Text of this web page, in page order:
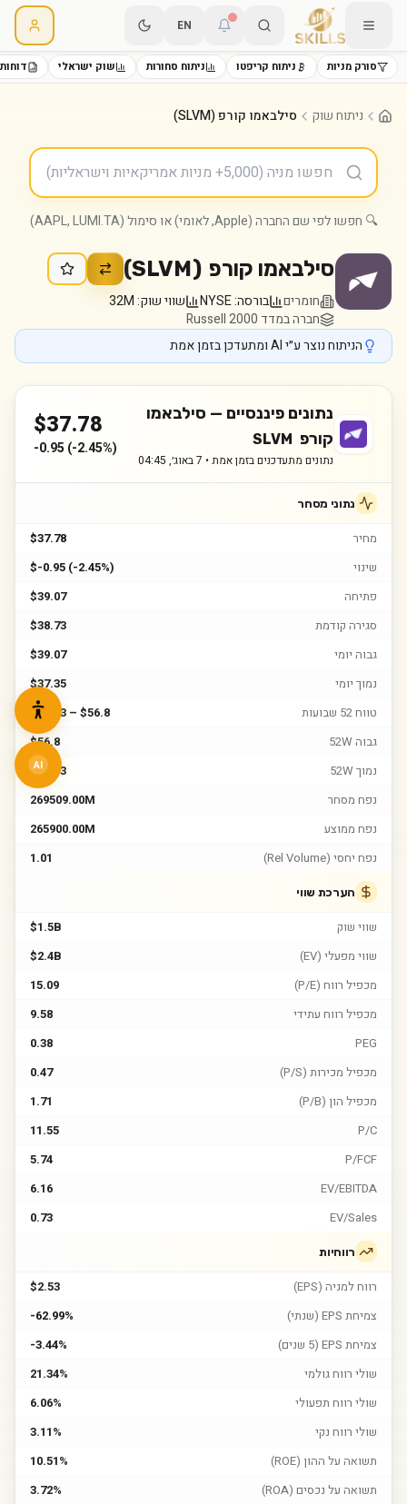
EN
סורק מניות ניתוח קריפטו ניתוח סחורות שוק ישראלי
ניתוח שוק סילבאמו קורפ (SLVM)
🔍 חפשו לפי שם החברה (Apple, לאומי) או סימול (AAPL, LUMI.TA)
סילבאמו קורפ (
SLVM
)
חומרים בורסה:NYSE שווי שוק:32M
חברה במדד Russell 2000
הניתוח נוצר ע״י AI ומתעדכן בזמן אמת
נתונים פיננסיים — סילבאמו
קורפ SLVM
נתונים מתעדכנים בזמן אמת • 7 באוג׳, 04:45
$37.78
-0.95 (-2.45%)
נתוני מסחר
מחיר
$37.78
שינוי
$-0.95 (-2.45%)
פתיחה
$39.07
סגירה קודמת
$38.73
גבוה יומי
$39.07
נמוך יומי
$37.35
טווח 52 שבועות
$35.53 – $56.8
גבוה 52W
$56.8
נמוך 52W
$35.53
נפח מסחר
269509.00M
נפח ממוצע
265900.00M
נפח יחסי (Rel Volume)
1.01
הערכת שווי
שווי שוק
$1.5B
שווי מפעלי (EV)
$2.4B
מכפיל רווח (P/E)
15.09
מכפיל רווח עתידי
9.58
PEG
0.38
מכפיל מכירות (P/S)
0.47
מכפיל הון (P/B)
1.71
P/C
11.55
P/FCF
5.74
EV/EBITDA
6.16
EV/Sales
0.73
רווחיות
רווח למניה (EPS)
$2.53
צמיחת EPS (שנתי)
-62.99%
צמיחת EPS (5 שנים)
-3.44%
שולי רווח גולמי
21.34%
שולי רווח תפעולי
6.06%
שולי רווח נקי
3.11%
תשואה על ההון (ROE)
10.51%
תשואה על נכסים (ROA)
3.72%
AI